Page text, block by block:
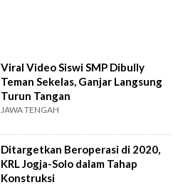
Viral Video Siswi SMP Dibully
Teman Sekelas, Ganjar Langsung
Turun Tangan
JAWA TENGAH
Ditargetkan Beroperasi di 2020,
KRL Jogja-Solo dalam Tahap
Konstruksi